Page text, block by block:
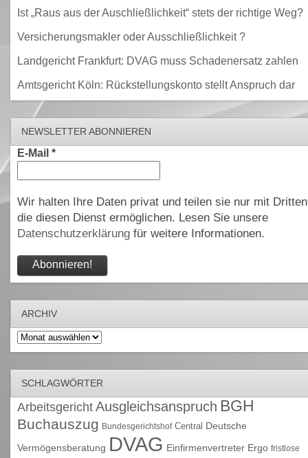
Ist „Raus aus der Auschließlichkeit“ stets der richtige Weg?
Versicherungsmakler oder Ausschließlichkeit ?
Landgericht Frankfurt: DVAG muss Schadenersatz zahlen
Amtsgericht Köln: Rückstellungskonto stellt Anspruch dar
NEWSLETTER ABONNIEREN
E-Mail *
Wir halten Ihre Daten privat und teilen sie nur mit
die diesen Dienst ermöglichen. Lesen Sie unsere
Datenschutzerklärungfür weitere Informationen.
ARCHIV
Archiv
SCHLAGWÖRTER
Arbeitsgericht Ausgleichsanspruch BGH
Buchauszug Bundesgerichtshof Central Deutsche
Vermögensberatung DVAG Einfirmenvertreter Ergo fristlose